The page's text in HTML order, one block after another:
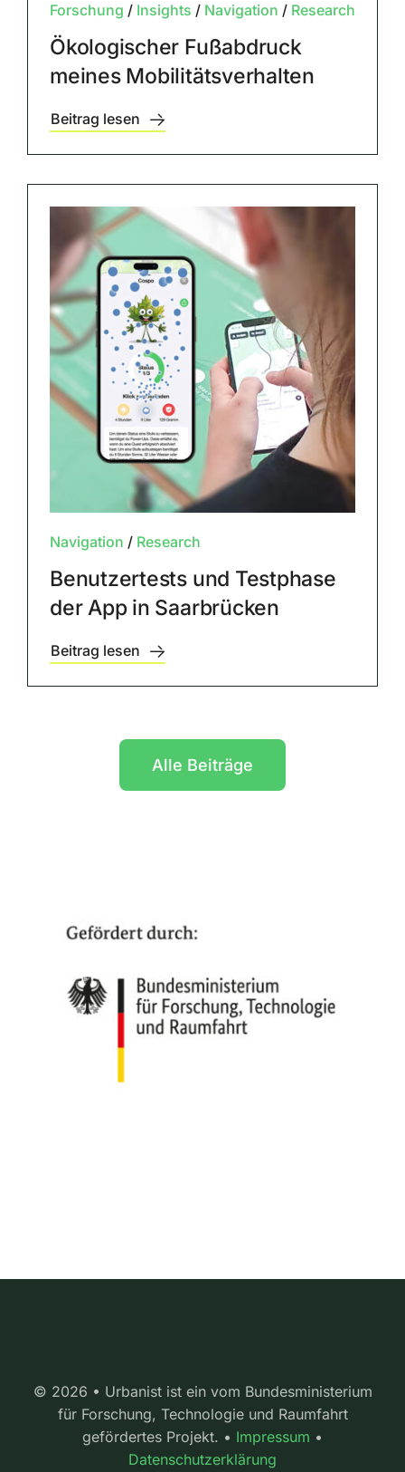
Forschung / Insights / Navigation / Research
Ökologischer Fußabdruck
meines Mobilitätsverhalten
Beitrag lesen
Navigation / Research
Benutzertests und Testphase
der App in Saarbrücken
Beitrag lesen
Alle Beiträge
© 2026 • Urbanist ist ein vom Bundesministerium
für Forschung, Technologie und Raumfahrt
gefördertes Projekt. • Impressum •
Datenschutzerklärung